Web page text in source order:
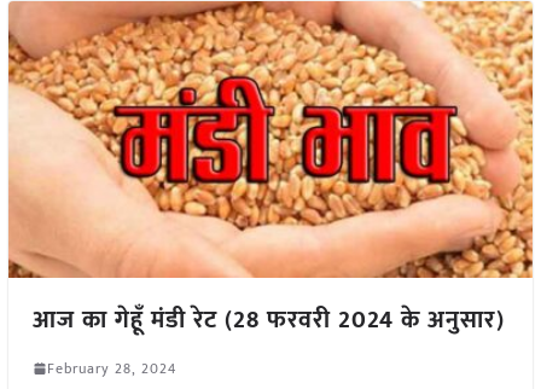
आज का गेहूँ मंडी रेट (28 फरवरी 2024 के अनुसार)
February 28, 2024